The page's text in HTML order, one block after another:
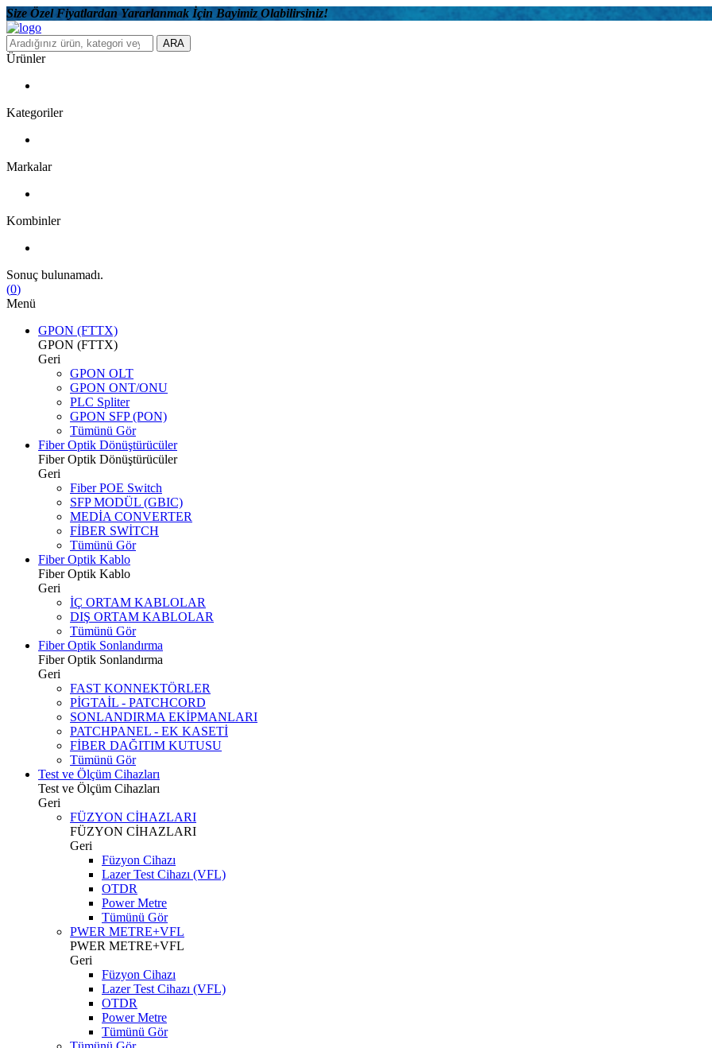
Size Özel Fiyatlardan Yararlanmak İçin Bayimiz Olabilirsiniz!
ARA
Ürünler
Kategoriler
Markalar
Kombinler
Sonuç bulunamadı.
(0)
Menü
GPON (FTTX)
GPON (FTTX)
Geri
GPON OLT
GPON ONT/ONU
PLC Spliter
GPON SFP (PON)
Tümünü Gör
Fiber Optik Dönüştürücüler
Fiber Optik Dönüştürücüler
Geri
Fiber POE Switch
SFP MODÜL (GBIC)
MEDİA CONVERTER
FİBER SWİTCH
Tümünü Gör
Fiber Optik Kablo
Fiber Optik Kablo
Geri
İÇ ORTAM KABLOLAR
DIŞ ORTAM KABLOLAR
Tümünü Gör
Fiber Optik Sonlandırma
Fiber Optik Sonlandırma
Geri
FAST KONNEKTÖRLER
PİGTAİL - PATCHCORD
SONLANDIRMA EKİPMANLARI
PATCHPANEL - EK KASETİ
FİBER DAĞITIM KUTUSU
Tümünü Gör
Test ve Ölçüm Cihazları
Test ve Ölçüm Cihazları
Geri
FÜZYON CİHAZLARI
FÜZYON CİHAZLARI
Geri
Füzyon Cihazı
Lazer Test Cihazı (VFL)
OTDR
Power Metre
Tümünü Gör
PWER METRE+VFL
PWER METRE+VFL
Geri
Füzyon Cihazı
Lazer Test Cihazı (VFL)
OTDR
Power Metre
Tümünü Gör